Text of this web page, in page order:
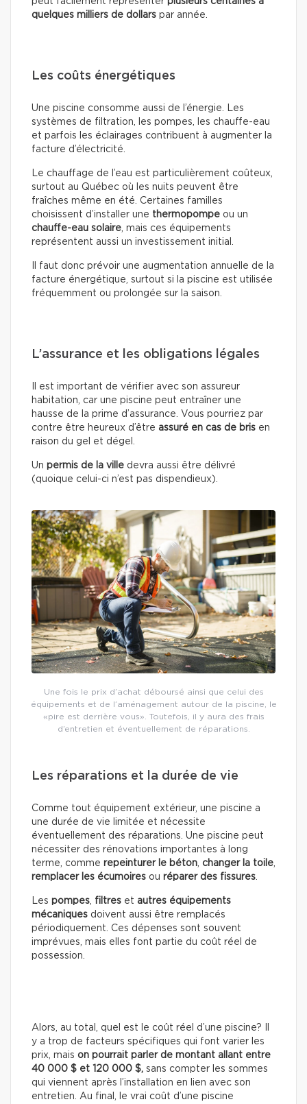
quelques milliers de dollars par année.
Les coûts énergétiques
Une piscine consomme aussi de l’énergie. Les
systèmes de filtration, les pompes, les chauffe-eau
et parfois les éclairages contribuent à augmenter la
facture d’électricité.
Le chauffage de l’eau est particulièrement coûteux,
surtout au Québec où les nuits peuvent être
fraîches même en été. Certaines familles
choisissent d’installer une thermopompe ou un
chauffe-eau solaire, mais ces équipements
représentent aussi un investissement initial.
Il faut donc prévoir une augmentation annuelle de la
facture énergétique, surtout si la piscine est utilisée
fréquemment ou prolongée sur la saison.
L’assurance et les obligations légales
Il est important de vérifier avec son assureur
habitation, car une piscine peut entraîner une
hausse de la prime d’assurance. Vous pourriez par
contre être heureux d’être assuré en cas de bris en
raison du gel et dégel.
Un permis de la ville devra aussi être délivré
(quoique celui-ci n’est pas dispendieux).
Une fois le prix d’achat déboursé ainsi que celui des
équipements et de l’aménagement autour de la piscine, le
«pire est derrière vous». Toutefois, il y aura des frais
d’entretien et éventuellement de réparations.
Les réparations et la durée de vie
Comme tout équipement extérieur, une piscine a
une durée de vie limitée et nécessite
éventuellement des réparations. Une piscine peut
nécessiter des rénovations importantes à long
terme, comme repeinturer le béton changer la toile
remplacer les écumoires ou réparer des fissures
Les pompes filtres et autres équipements
mécaniques doivent aussi être remplacés
périodiquement. Ces dépenses sont souvent
imprévues, mais elles font partie du coût réel de
possession.
Alors, au total, quel est le coût réel d’une piscine? Il
y a trop de facteurs spécifiques qui font varier les
prix, mais on pourrait parler de montant allant entre
40 000 $ et 120 000 $, sans compter les sommes
qui viennent après l’installation en lien avec son
entretien. Au final, le vrai coût d’une piscine